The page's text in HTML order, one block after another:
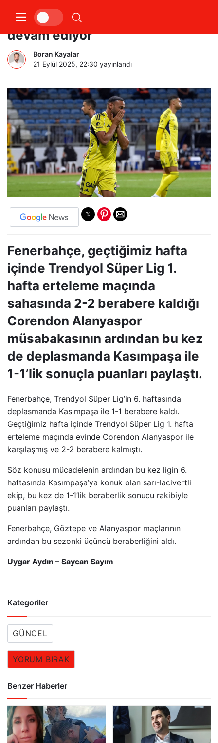
Fenerbahçe’de puan kayıpları
devam ediyor
Boran Kayalar
21 Eylül 2025, 22:30 yayınlandı
Fenerbahçe, geçtiğimiz hafta
içinde Trendyol Süper Lig 1.
hafta erteleme maçında
sahasında 2-2 berabere kaldığı
Corendon Alanyaspor
müsabakasının ardından bu kez
de deplasmanda Kasımpaşa ile
1-1’lik sonuçla puanları paylaştı.
Fenerbahçe, Trendyol Süper Lig’in 6. haftasında
deplasmanda Kasımpaşa ile 1-1 berabere kaldı.
Geçtiğimiz hafta içinde Trendyol Süper Lig 1. hafta
erteleme maçında evinde Corendon Alanyaspor ile
karşılaşmış ve 2-2 berabere kalmıştı.
Söz konusu mücadelenin ardından bu kez ligin 6.
haftasında Kasımpaşa’ya konuk olan sarı-lacivertli
ekip, bu kez de 1-1’lik beraberlik sonucu rakibiyle
puanları paylaştı.
Fenerbahçe, Göztepe ve Alanyaspor maçlarının
ardından bu sezonki üçüncü beraberliğini aldı.
Uygar Aydın – Saycan Sayım
Kategoriler
GÜNCEL
YORUM BIRAK
Benzer Haberler